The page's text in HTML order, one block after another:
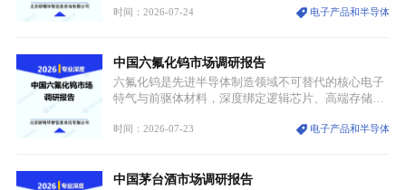
与大国科技博弈的关键战略资源。镓并非传统大宗金
领域渗透”的战略体系，成为全球科技产业运转的刚
需资源。
时间：2026-07-24 电子产品和半导体
中国六氟化钨市场调研报告
六氟化钨是先进半导体制造领域不可替代的核心电子
特气与前驱体材料，深度绑定逻辑芯片、高端存储芯
沉积（CVD）、原子层沉积（ALD）工艺专用前驱体
密制造流程。
时间：2026-07-23 电子产品和半导体
中国茅台酒市场调研报告